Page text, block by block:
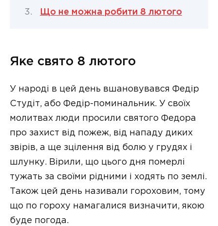
Що не можна робити 8 лютого
Яке свято 8 лютого
У народі в цей день вшановувався Федір
Студіт, або Федір-поминальник. У своїх
молитвах люди просили святого Федора
про захист від пожеж, від нападу диких
звірів, а ще зцілення від болю у грудях і
шлунку. Вірили, що цього дня померлі
тужать за своїми рідними і ходять по землі.
Також цей день називали гороховим, тому
що по гороху намагалися визначити, якою
буде погода.